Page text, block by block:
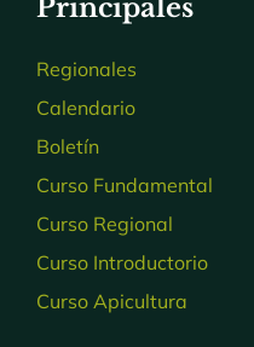
Principales
Regionales
Calendario
Boletín
Curso Fundamental
Curso Regional
Curso Introductorio
Curso Apicultura